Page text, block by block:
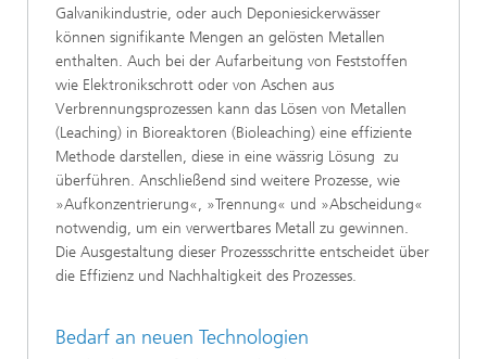
Galvanikindustrie, oder auch Deponiesickerwässer
können signifikante Mengen an gelösten Metallen
enthalten. Auch bei der Aufarbeitung von Feststoffen
wie Elektronikschrott oder von Aschen aus
Verbrennungsprozessen kann das Lösen von Metallen
(Leaching) in Bioreaktoren (Bioleaching) eine effiziente
Methode darstellen, diese in eine wässrig Lösung zu
überführen. Anschließend sind weitere Prozesse, wie
»Aufkonzentrierung«, »Trennung« und »Abscheidung«
notwendig, um ein verwertbares Metall zu gewinnen.
Die Ausgestaltung dieser Prozessschritte entscheidet über
die Effizienz und Nachhaltigkeit des Prozesses.
Bedarf an neuen Technologien